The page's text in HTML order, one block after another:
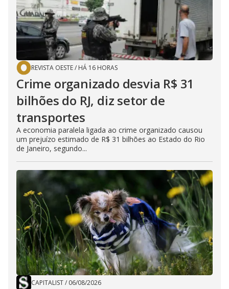
REVISTA OESTE/ HÁ 16 HORAS
Crime organizado desvia R$ 31
bilhões do RJ, diz setor de
transportes
A economia paralela ligada ao crime organizado causou
um prejuízo estimado de R$ 31 bilhões ao Estado do Rio
de Janeiro, segundo...
CAPITALIST/ 06/08/2026